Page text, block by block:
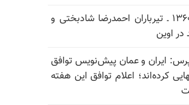
۱۶مرداد ۱۳۶۰ ـ تیرباران احمدرضا شادبختی و
ایران و عمان پیش‌نویس توافق
کرده‌اند؛ اعلام توافق این هفته